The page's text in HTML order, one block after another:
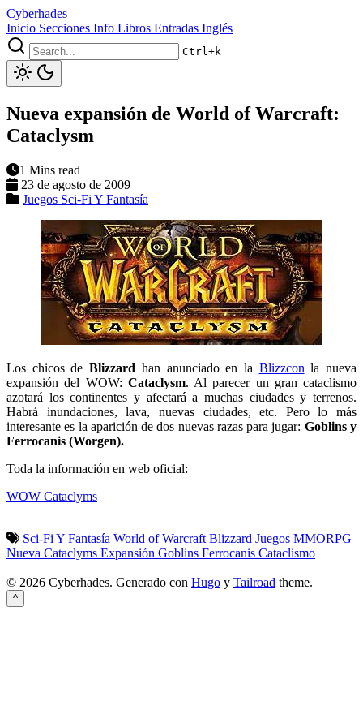
Cyberhades
Inicio Secciones Info Libros Entradas Inglés
Ctrl+k
Nueva expansión de World of Warcraft:
Cataclysm
1 Mins read
23 de agosto de 2009
Juegos Sci-Fi Y Fantasía
Los chicos deBlizzard han anunciado en la Blizzcon la nueva
expansión del WOW: Cataclysm. Al parecer un gran cataclismo
azotará los continentes y afectará a muchas ciudades y terrenos.
Habrá inundaciones, lava, nuevas ciudades, etc. Pero lo más
interesante es la aparición dedos nuevas razaspara jugar: Goblins y
Ferrocanis (Worgen).
Toda la información en web oficial:
WOW Cataclyms
Sci-Fi Y Fantasía World of Warcraft Blizzard Juegos MMORPG
Nueva Cataclyms Expansión Goblins Ferrocanis Cataclismo
© 2026 Cyberhades. Generado con Hugo y Tailroad theme.
^